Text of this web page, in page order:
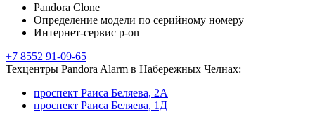
Pandora Clone
Определение модели по серийному номеру
Интернет-сервис p-on
+7 8552 91-09-65
Техцентры Pandora Alarm в Набережных Челнах:
проспект Раиса Беляева, 2А
проспект Раиса Беляева, 1Д